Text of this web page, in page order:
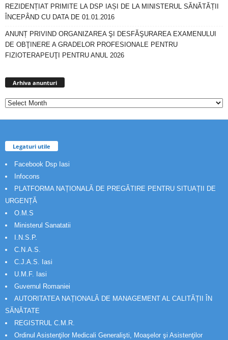
REZIDENȚIAT PRIMITE LA DSP IAȘI DE LA MINISTERUL SĂNĂTĂȚII
ÎNCEPÂND CU DATA DE 01.01.2016
ANUNȚ PRIVIND ORGANIZAREA ŞI DESFĂŞURAREA EXAMENULUI
DE OBŢINERE A GRADELOR PROFESIONALE PENTRU
FIZIOTERAPEUŢI PENTRU ANUL 2026
Arhiva anunturi
Legaturi utile
Facebook Dsp Iasi
Infocons
PLATFORMA NAȚIONALĂ DE PREGĂTIRE PENTRU SITUAȚII DE
URGENȚĂ
O.M.S
Ministerul Sanatatii
I.N.S.P.
C.N.A.S.
C.J.A.S. Iasi
U.M.F. Iasi
Guvernul Romaniei
AUTORITATEA NAȚIONALĂ DE MANAGEMENT AL CALITĂȚII ÎN
SĂNĂTATE
REGISTRUL C.M.R.
Ordinul Asistenţilor Medicali Generalişti, Moaşelor şi Asistenţilor